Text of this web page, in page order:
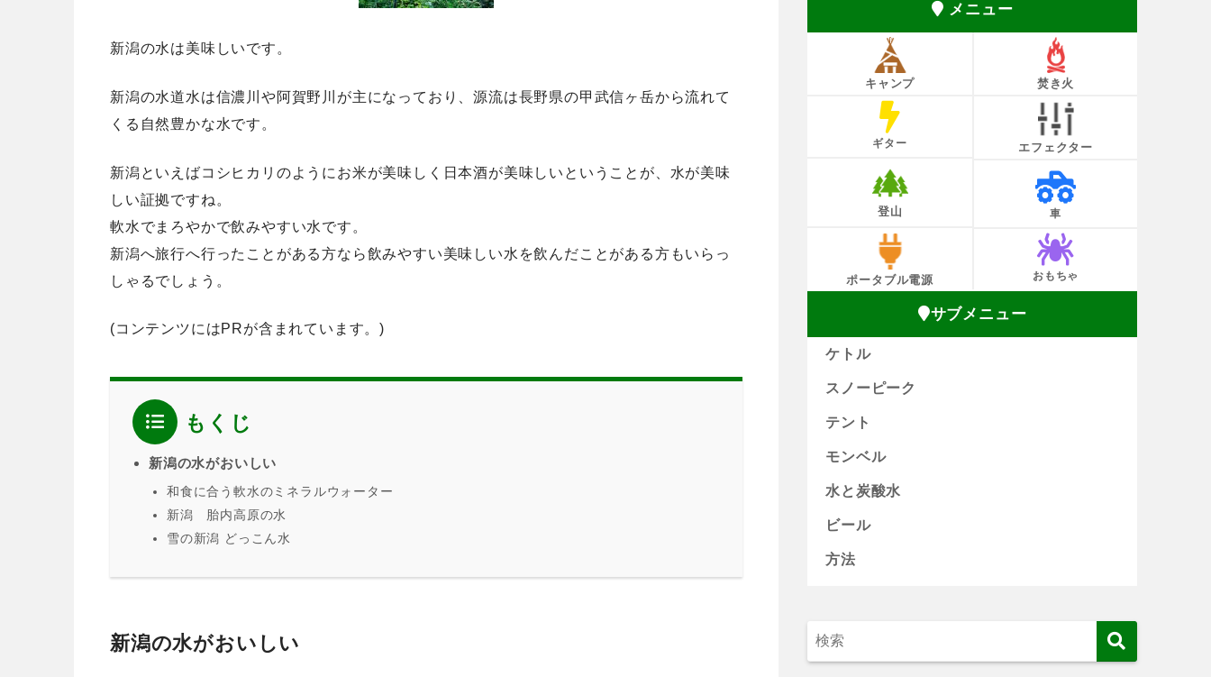
新潟の水は美味しいです。
新潟の水道水は信濃川や阿賀野川が主になっており、源流は長野県の甲武信ヶ岳から流れて
くる自然豊かな水です。
新潟といえばコシヒカリのようにお米が美味しく日本酒が美味しいということが、水が美味
しい証拠ですね。
軟水でまろやかで飲みやすい水です。
新潟へ旅行へ行ったことがある方なら飲みやすい美味しい水を飲んだことがある方もいらっ
しゃるでしょう。
(コンテンツにはPRが含まれています。)
もくじ
新潟の水がおいしい
和食に合う軟水のミネラルウォーター
新潟 胎内高原の水
雪の新潟 どっこん水
新潟の水がおいしい
メニュー
キャンプ 焚き火
ギター エフェクター
登山 車
ポータブル電源 おもちゃ
サブメニュー
ケトル
スノーピーク
テント
モンベル
水と炭酸水
ビール
方法